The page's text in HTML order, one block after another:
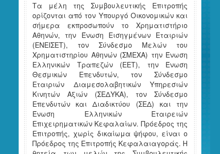
Τα μέλη της Συμβουλευτικής Επιτροπής
ορίζονται από τον Υπουργό Οικονομικών και
σήμερα εκπροσωπούν το Χρηματιστήριο
Αθηνών, την Ένωση Εισηγμένων Εταιριών
(ΕΝΕΙΣΕΤ), τον Σύνδεσμο Μελών του
Χρηματιστηρίου Αθηνών (ΣΜΕΧΑ) την Ένωση
Ελληνικών Τραπεζών (ΕΕΤ), την Ένωση
Θεσμικών Επενδυτών, τον Σύνδεσμο
Εταιριών Διαμεσολαβητικών Υπηρεσιών
Κινητών Αξιών (ΣΕΔΥΚΑ), τον Σύνδεσμο
Επενδυτών και Διαδικτύου (ΣΕΔ) και την
Ένωση Ελληνικών Εταιρειών
Επιχειρηματικών Κεφαλαίων. Πρόεδρος της
Επιτροπής, χωρίς δικαίωμα ψήφου, είναι ο
Πρόεδρος της Επιτροπής Κεφαλαιαγοράς. Η